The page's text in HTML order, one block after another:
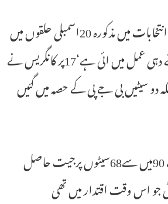
پچھلے 2018کے اسمبلی انتخابات میں مذکورہ 20اسمبلی حلقوں میں
جس پر منگل روز رائے دہی عمل میں ائی ہے‘17پر کانگریس نے
سیٹیں بی جے پی کے حصہ میں گئیں
پچھلی مرتبہ کانگریس نے 90میں سے68سیٹوں پرجیت حاصل
جو اس وقت اقتدار میں تھی